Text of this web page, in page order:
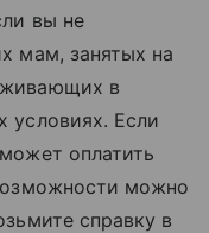
вы не
мам, занятых на
в
условиях. Если
оплатить
можно
справку в